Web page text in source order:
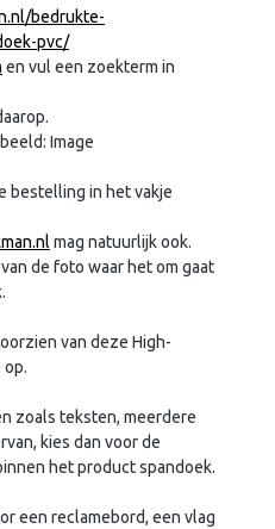
bedrukte-
pvc/
en vul een zoekterm in
Image
bestelling in het vakje
mag natuurlijk ook.
de foto waar het om gaat
van deze High-
op.
zoals teksten, meerdere
kies dan voor de
het product spandoek.
een reclamebord, een vlag